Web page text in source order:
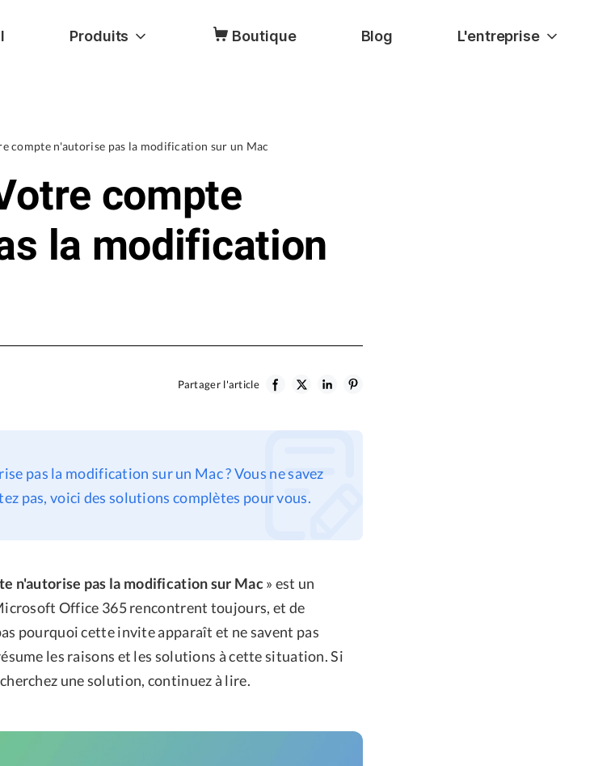
Produits Boutique Blog L'entreprise
compte n'autorise pas la modification sur un Mac
compte
la modification
Partager l'article
pas la modification sur un Mac ? Vous ne savez
pas, voici des solutions complètes pour vous.
n'autorise pas la modification sur Mac» est un
Office 365 rencontrent toujours, et de
pourquoi cette invite apparaît et ne savent pas
les raisons et les solutions à cette situation. Si
une solution, continuez à lire.